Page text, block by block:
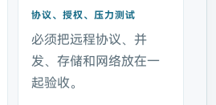
协议、授权、压力测试
必须把远程协议、并
发、存储和网络放在一
起验收。